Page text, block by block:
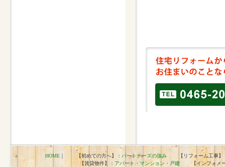
HOME ｜ 【初めての方へ】： パートナーズの強み 【リフォーム工事】
【賃貸物件】： アパート・マンション・戸建【インフォメー